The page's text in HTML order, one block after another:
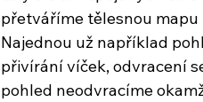
přetváříme tělesnou
Najednou už například
přivírání víček, odvracení
pohled neodvracíme